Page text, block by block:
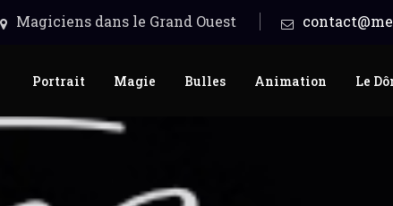
Magiciens dans le Grand Ouest
Portrait Magie Bulles Animation Le